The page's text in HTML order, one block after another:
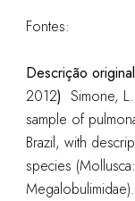
Fontes:
Descrição
2012) Simone,
sample of
Brazil, with
species
Megalobulimidae).